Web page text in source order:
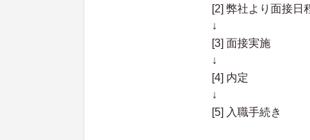
[2] 弊社より面接日
↓
[3] 面接実施
↓
[4] 内定
↓
[5] 入職手続き